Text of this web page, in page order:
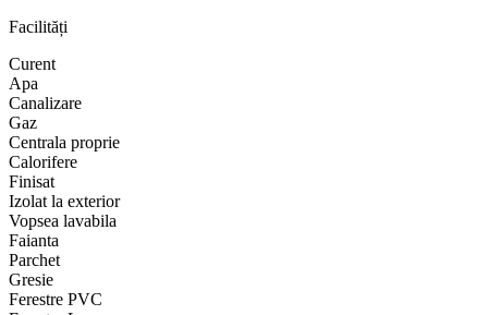
Facilități
Curent
Apa
Canalizare
Gaz
Centrala proprie
Calorifere
Finisat
Izolat la exterior
Vopsea lavabila
Faianta
Parchet
Gresie
Ferestre PVC